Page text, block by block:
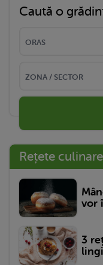
Caută o
Rețete culinare
vor
3